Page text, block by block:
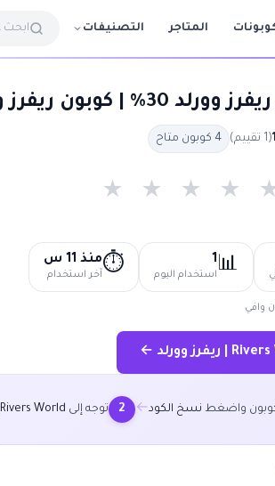
المتاجر التصنيفات
ريفرز وورلد فعال 2026
(1 تقييم) 4 كوبون متاح
★ ★ ★ ★
📊
1
استخدام اليوم ⏱️منذ 11 س
آخر استخدام
وافي
واضغط نسخ الكود←
2 توجه إلى Rivers World | ريفرز وورلد